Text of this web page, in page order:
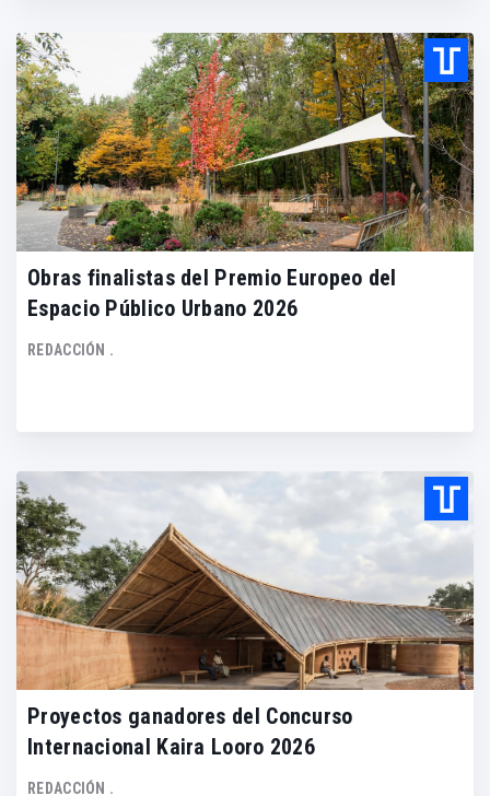
Obras finalistas del Premio Europeo del
Espacio Público Urbano 2026
REDACCIÓN .
Proyectos ganadores del Concurso
Internacional Kaira Looro 2026
REDACCIÓN .